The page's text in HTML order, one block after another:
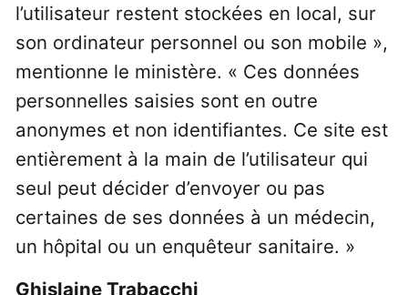
l’utilisateur restent stockées en local, sur
son ordinateur personnel ou son mobile »,
mentionne le ministère. « Ces données
personnelles saisies sont en outre
anonymes et non identifiantes. Ce site est
entièrement à la main de l’utilisateur qui
seul peut décider d’envoyer ou pas
certaines de ses données à un médecin,
un hôpital ou un enquêteur sanitaire. »
Ghislaine Trabacchi